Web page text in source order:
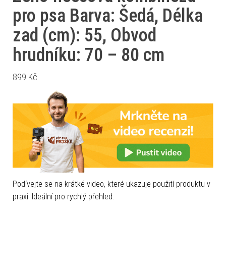
pro psa Barva: Šedá, Délka
zad (cm): 55, Obvod
hrudníku: 70 – 80 cm
899 Kč
Podívejte se na krátké video, které ukazuje použití produktu v
praxi. Ideální pro rychlý přehled.